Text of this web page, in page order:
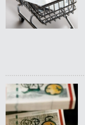
47 kr.
Kylling